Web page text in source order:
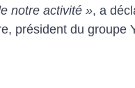
notre activité », a
président du groupe